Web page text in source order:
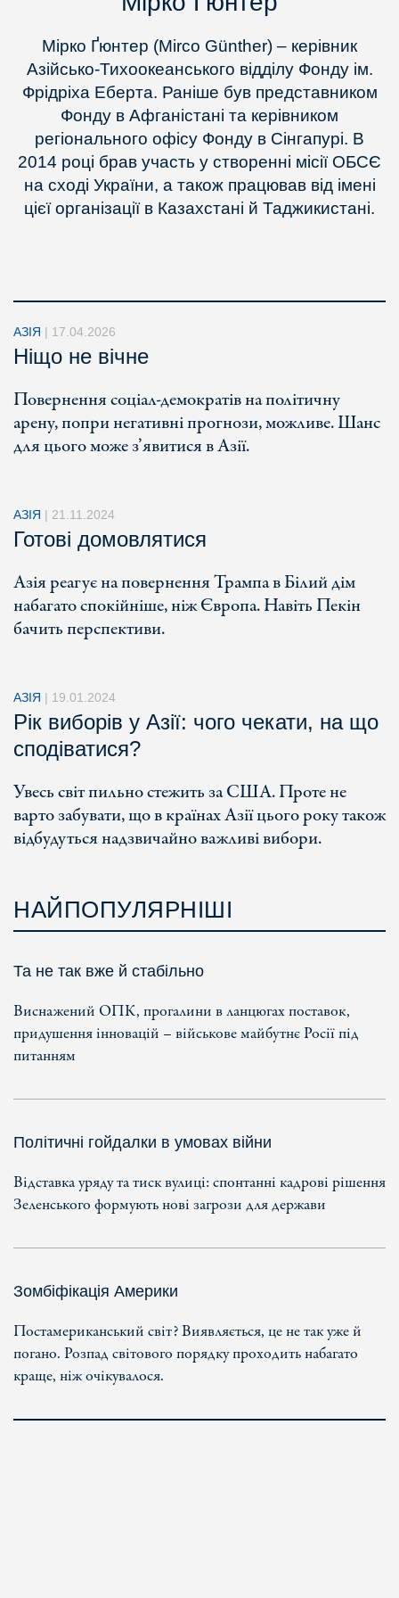
Мірко Ґюнтер (Mirco Günther) – керівник
Азійсько-Тихоокеанського відділу Фонду ім.
Фрідріха Еберта. Раніше був представником
Фонду в Афганістані та керівником
регіонального офісу Фонду в Сінгапурі. В
2014 році брав участь у створенні місії ОБСЄ
на сході України, а також працював від імені
цієї організації в Казахстані й Таджикистані.
АЗІЯ | 17.04.2026
Ніщо не вічне
Повернення соціал-демократів на політичну
арену, попри негативні прогнози, можливе. Шанс
для цього може з’явитися в Азії.
АЗІЯ | 21.11.2024
Готові домовлятися
Азія реагує на повернення Трампа в Білий дім
набагато спокійніше, ніж Європа. Навіть Пекін
бачить перспективи.
АЗІЯ | 19.01.2024
Рік виборів у Азії: чого чекати, на що
сподіватися?
Увесь світ пильно стежить за США. Проте не
варто забувати, що в країнах Азії цього року також
відбудуться надзвичайно важливі вибори.
НАЙПОПУЛЯРНІШІ
Та не так вже й стабільно
Виснажений ОПК, прогалини в ланцюгах поставок,
придушення інновацій – військове майбутнє Росії під
питанням
Політичні гойдалки в умовах війни
Відставка уряду та тиск вулиці: спонтанні кадрові рішення
Зеленського формують нові загрози для держави
Зомбіфікація Америки
Постамериканський світ? Виявляється, це не так уже й
погано. Розпад світового порядку проходить набагато
краще, ніж очікувалося.